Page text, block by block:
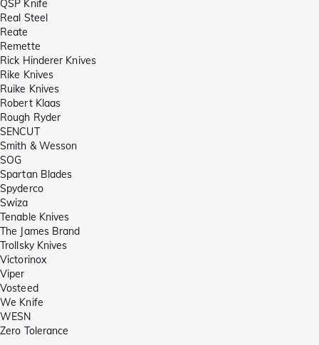
QSP Knife
Real Steel
Reate
Remette
Rick Hinderer Knives
Rike Knives
Ruike Knives
Robert Klaas
Rough Ryder
SENCUT
Smith & Wesson
SOG
Spartan Blades
Spyderco
Swiza
Tenable Knives
The James Brand
Trollsky Knives
Victorinox
Viper
Vosteed
We Knife
WESN
Zero Tolerance